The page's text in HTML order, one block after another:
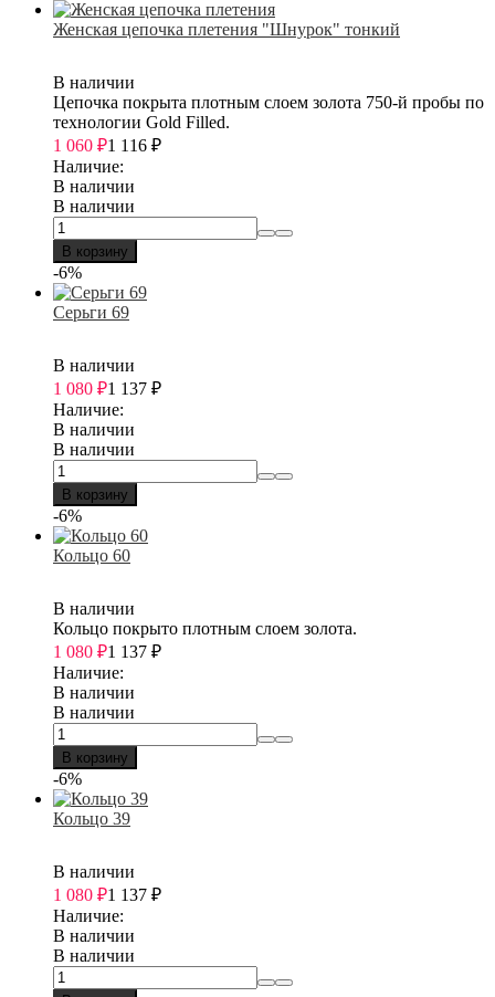
Женская цепочка плетения "Шнурок" тонкий
В наличии
Цепочка покрыта плотным слоем золота 750-й пробы по
технологии Gold Filled.
1 060 ₽1 116 ₽
Наличие:
В наличии
В наличии
В корзину
-6%
Серьги 69
В наличии
1 080 ₽1 137 ₽
Наличие:
В наличии
В наличии
В корзину
-6%
Кольцо 60
В наличии
Кольцо покрыто плотным слоем золота.
1 080 ₽1 137 ₽
Наличие:
В наличии
В наличии
В корзину
-6%
Кольцо 39
В наличии
1 080 ₽1 137 ₽
Наличие:
В наличии
В наличии